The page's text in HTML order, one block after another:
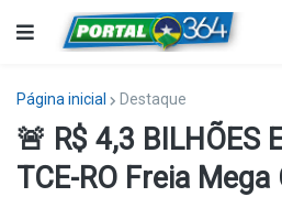
Página inicial Destaque
🚨 R$ 4,3 BILHÕES
TCE-RO Freia